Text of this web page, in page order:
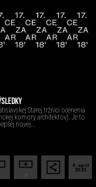
Starej tržnici ocenenia
komory architektov). Je to
novej...
4. apríl
2023
8